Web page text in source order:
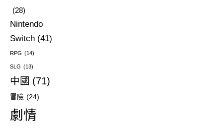
(28)
Nintendo
Switch (41)
RPG (14)
SLG (13)
中國 (71)
冒險 (24)
劇情